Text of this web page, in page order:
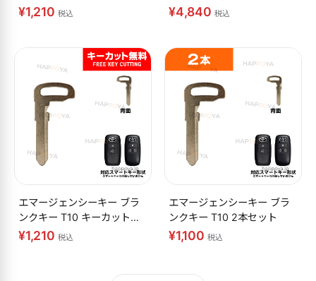
料
¥1,210 税込 ¥4,840 税込
エマージェンシーキー ブラ
ンクキー T10 キーカット無
料
¥1,210 税込
エマージェンシーキー ブラ
ンクキー T10 2本セット
¥1,100 税込